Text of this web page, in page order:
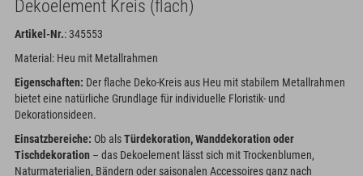
Dekoelement Kreis (flach)
Artikel-Nr.: 345553
Material: Heu mit Metallrahmen
Eigenschaften: Der flache Deko-Kreis aus Heu mit stabilem Metallrahmen
bietet eine natürliche Grundlage für individuelle Floristik- und
Dekorationsideen.
Einsatzbereiche: Ob alsTürdekoration, Wanddekoration oder
Tischdekoration – das Dekoelement lässt sich mit Trockenblumen,
Naturmaterialien, Bändern oder saisonalen Accessoires ganz nach